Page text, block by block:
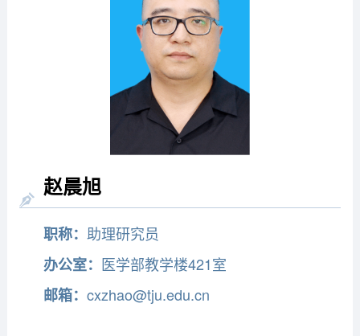
赵晨旭
职称： 助理研究员
办公室： 医学部教学楼421室
邮箱： cxzhao@tju.edu.cn